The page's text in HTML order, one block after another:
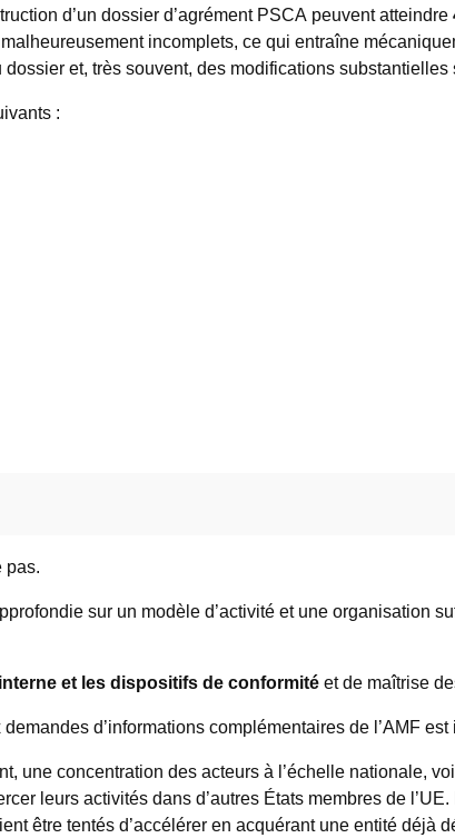
d’un dossier d’agrément PSCA peuvent atteindre
incomplets, ce qui entraîne
et, très souvent, des modifications substantielles
:
pas.
sur un modèle d’activité et une organisation
et les dispositifs de conformitéet de maîtrise
d’informations complémentaires de l’AMF
une concentration des acteurs à l’échelle nationale,
leurs activités dans d’autres États membres de
être tentés d’accélérer en acquérant une entité déjà